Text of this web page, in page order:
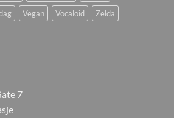
Vegan Vocaloid Zelda
7